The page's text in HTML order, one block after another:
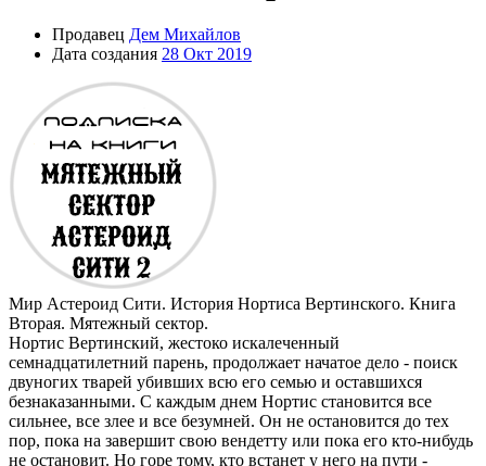
Продавец Дем Михайлов
Дата создания 28 Окт 2019
Мир Астероид Сити. История Нортиса Вертинского. Книга
Вторая. Мятежный сектор.
Нортис Вертинский, жестоко искалеченный
семнадцатилетний парень, продолжает начатое дело - поиск
двуногих тварей убивших всю его семью и оставшихся
безнаказанными. С каждым днем Нортис становится все
сильнее, все злее и все безумней. Он не остановится до тех
пор, пока на завершит свою вендетту или пока его кто-нибудь
не остановит. Но горе тому, кто встанет у него на пути -